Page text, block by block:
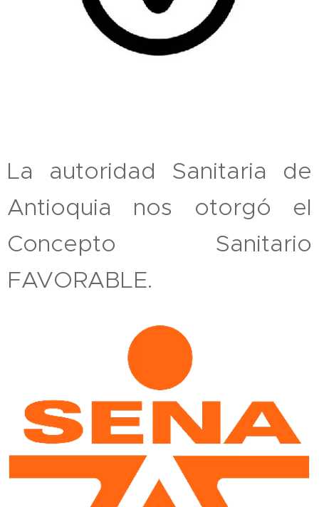
La autoridad Sanitaria de
Antioquia nos otorgó el
Concepto Sanitario
FAVORABLE.